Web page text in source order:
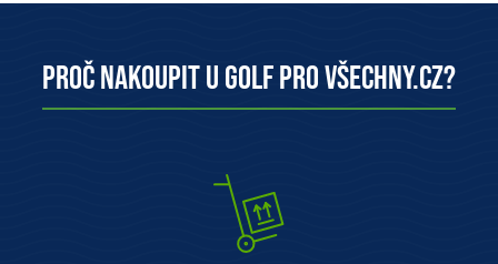
Proč nakoupit u Golf pro všechny.cz?